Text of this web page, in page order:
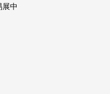
中